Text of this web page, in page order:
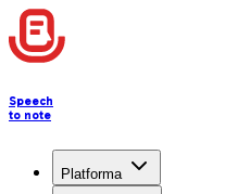
Speech
to note
Platforma